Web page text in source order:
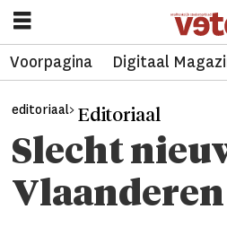
Voorpagina Digitaal
editoriaal> Editoriaal
Slecht
Vlaanderen